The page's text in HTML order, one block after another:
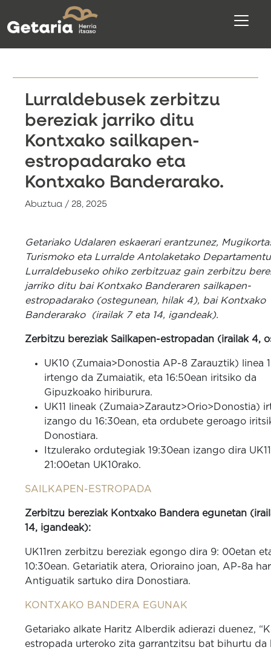
Lurraldebusek zerbitzu
bereziak jarriko ditu
Kontxako sailkapen-
estropadarako eta
Kontxako Banderarako.
Abuztua / 28, 2025
Getariako Udalaren eskaerari erantzunez,
Turismoko eta Lurralde Antolaketako
Lurraldebuseko ohiko zerbitzuaz gain zerbitzu
jarriko ditu bai Kontxako Banderaren sailkapen-
estropadarako (ostegunean, hilak 4), bai Kontxako
Banderarako (irailak 7 eta 14, igandeak).
Zerbitzu bereziak Sailkapen-estropadan (irailak 4,
UK10 (Zumaia>Donostia AP-8 Zarauztik) linea
irtengo da Zumaiatik, eta 16:50ean iritsiko da
Gipuzkoako hiriburura.
UK11 lineak (Zumaia>Zarautz>Orio>Donostia)
izango du 16:30ean, eta ordubete geroago
Donostiara.
Itzulerako ordutegiak 19:30ean izango dira
21:00etan UK10rako.
SAILKAPEN-ESTROPADA
Zerbitzu bereziak Kontxako Bandera egunetan
14, igandeak):
UK11ren zerbitzu bereziak egongo dira 9: 00etan
10:30ean. Getariatik atera, Orioraino joan, AP-8a
Antiguatik sartuko dira Donostiara.
KONTXAKO BANDERA EGUNAK
Getariako alkate Haritz Alberdik adierazi duenez,
estropada urteroko zita garrantzitsu bat bihurtu da